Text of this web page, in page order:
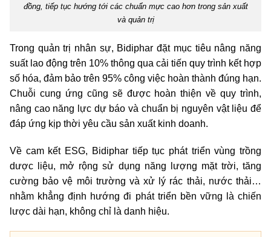
đồng, tiếp tục hướng tới các chuẩn mực cao hơn trong sản xuất
và quản trị
Trong quản trị nhân sự, Bidiphar đặt mục tiêu nâng năng
suất lao động trên 10% thông qua cải tiến quy trình kết hợp
số hóa, đảm bảo trên 95% công việc hoàn thành đúng hạn.
Chuỗi cung ứng cũng sẽ được hoàn thiện về quy trình,
nâng cao năng lực dự báo và chuẩn bị nguyên vật liệu để
đáp ứng kịp thời yêu cầu sản xuất kinh doanh.
Về cam kết ESG, Bidiphar tiếp tục phát triển vùng trồng
dược liệu, mở rộng sử dụng năng lượng mặt trời, tăng
cường bảo vệ môi trường và xử lý rác thải, nước thải…
nhằm khẳng định hướng đi phát triển bền vững là chiến
lược dài hạn, không chỉ là danh hiệu.